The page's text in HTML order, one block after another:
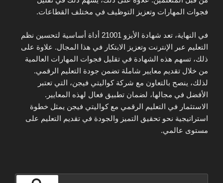
فجوات المهارات وتعزيز التوظيف في مختلف القطاعات.
في النهاية، تعد شهادة الأيزو 21001 أداة أساسية لتحسين نظم
التعليم عبر الإنترنت وتعزيز الابتكار في هذا المجال. علاوة على
ذلك، تسهم هذه الشهادة في تقليل فجوات المهارات العالمية
من خلال تقديم معايير شاملة تضمن جودة التعليم الرقمي.
لذلك، ينصح بالتعاون مع شركة كواليتي فيجن، التي تعتبر
الأفضل في مجالها، لضمان تطبيق فعال لهذه المعايير.
الاستثمار في التعليم الرقمي مع كواليتي فيجن يمثل خطوة
استراتيجية نحو تحقيق التميز والجودة في تقديم التعليم على
مستوى عالمي.